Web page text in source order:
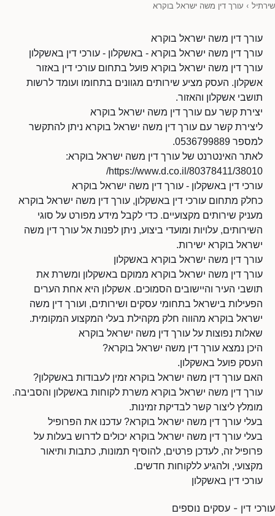
שירתיל › עורך דין משה ישראל בוקרא
עורך דין משה ישראל בוקרא
עורך דין משה ישראל בוקרא - באשקלון - עורכי דין באשקלון
עורך דין משה ישראל בוקרא פועל בתחום עורכי דין באזור
אשקלון. העסק מציע שירותים מגוונים בתחומו ועומד לרשות
תושבי אשקלון והאזור.
יצירת קשר עם עורך דין משה ישראל בוקרא
ליצירת קשר עם עורך דין משה ישראל בוקרא ניתן להתקשר
למספר 0536799889.
לאתר האינטרנט של עורך דין משה ישראל בוקרא:
https://www.d.co.il/80378411/38010/
עורכי דין באשקלון - עורך דין משה ישראל בוקרא
כחלק מתחום עורכי דין באשקלון, עורך דין משה ישראל בוקרא
מעניק שירותים מקצועיים. כדי לקבל מידע מפורט על סוגי
השירותים, עלויות ומועדי ביצוע, ניתן לפנות אל עורך דין משה
ישראל בוקרא ישירות.
עורך דין משה ישראל בוקרא באשקלון
עורך דין משה ישראל בוקרא ממוקם באשקלון ומשרת את
תושבי העיר והיישובים הסמוכים. אשקלון היא אחת הערים
הפעילות בישראל בתחומי עסקים ושירותים, ועורך דין משה
ישראל בוקרא מהווה חלק מקהילת בעלי המקצוע המקומית.
שאלות נפוצות על עורך דין משה ישראל בוקרא
היכן נמצא עורך דין משה ישראל בוקרא?
העסק פועל באשקלון.
האם עורך דין משה ישראל בוקרא זמין לעבודות באשקלון?
עורך דין משה ישראל בוקרא משרת לקוחות באשקלון והסביבה.
מומלץ ליצור קשר לבדיקת זמינות.
בעלי עורך דין משה ישראל בוקרא? עדכנו את הפרופיל
בעלי עורך דין משה ישראל בוקרא יכולים לדרוש בעלות על
פרופיל זה, לעדכן פרטים, להוסיף תמונות, כתבות ותיאור
מקצועי, ולהגיע ללקוחות חדשים.
עורכי דין באשקלון
עורכי דין - עסקים נוספים